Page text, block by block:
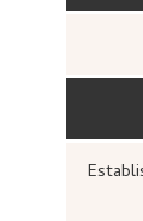
Established: «En fjern utsikt mot